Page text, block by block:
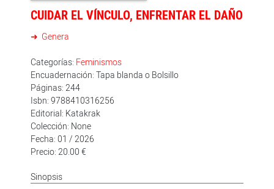
CUIDAR EL VÍNCULO, ENFRENTAR EL DAÑO
Genera
Categorías: Feminismos
Encuadernación: Tapa blanda o Bolsillo
Páginas: 244
Isbn: 9788410316256
Editorial: Katakrak
Colección: None
Fecha: 01 / 2026
Precio: 20.00 €
Sinopsis